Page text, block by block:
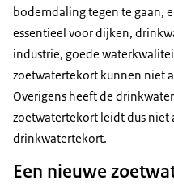
bodemdaling tegen te gaan,
essentieel voor dijken,
industrie, goede
zoetwatertekort kunnen niet
Overigens heeft de
zoetwatertekort leidt dus niet
drinkwatertekort.
Een nieuwe